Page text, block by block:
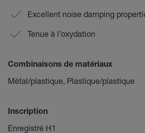
Excellent noise damping
Tenue à l’oxydation
Combinaisons de matériaux
Métal/plastique, Plastique/plastique
Inscription
Enregistré H1